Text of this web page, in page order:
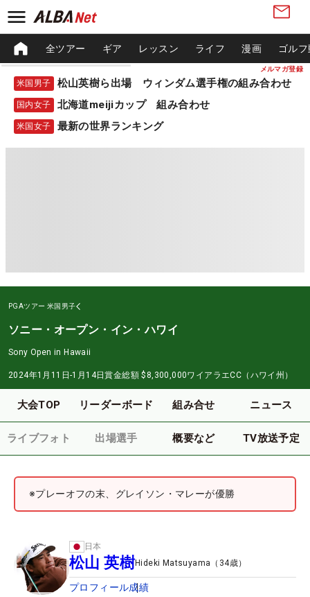
メルマガ登録
全ツアー ギア レッスン ライフ 漫画 ゴル
米国男子 松山英樹ら出場 ウィンダム選手権の組み合わせ
国内女子 北海道meijiカップ 組み合わせ
米国女子 最新の世界ランキング
PGAツアー 米国男子
ソニー・オープン・イン・ハワイ
Sony Open in Hawaii
2024年1月11日-1月14日賞金総額 $8,300,000ワイアラエCC（ハワイ州）
大会TOP リーダーボード 組み合せ ニュース
ライブフォト 出場選手 概要など TV放送予定
※プレーオフの末、グレイソン・マレーが優勝
日本
松山 英樹Hideki Matsuyama （ 34歳）
プロフィール成績